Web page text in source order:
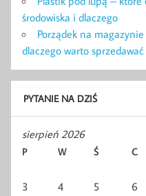
środowiska i dlaczego
Porządek na
dlaczego warto
PYTANIE NA DZIŚ
sierpień 2026
P W Ś C
3
4 5 6